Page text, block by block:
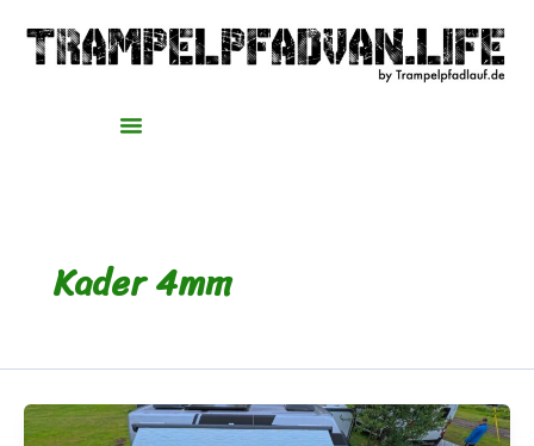
Inhalt
springen
Kader 4mm